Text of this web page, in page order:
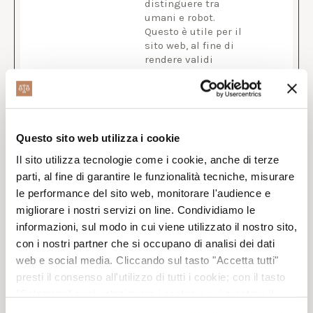
Questo sito web utilizza i cookie
Il sito utilizza tecnologie come i cookie, anche di terze
parti, al fine di garantire le funzionalità tecniche, misurare
le performance del sito web, monitorare l'audience e
migliorare i nostri servizi on line. Condividiamo le
informazioni, sul modo in cui viene utilizzato il nostro sito,
con i nostri partner che si occupano di analisi dei dati
web e social media. Cliccando sul tasto "Accetta tutti"
presti il consenso all'utilizzo di tutti i cookie; con il tasto
distinguere tra
umani e robot.
Questo è utile per il
sito web, al fine di
rendere validi
_GRECAPT
Google
Questo cookie è
distinguere tra
Questo è utile per il
sito web, al fine di
rendere validi
rapporti sull'uso del
sito.
180
CookieCon
sent
Cookiebot
Memorizza lo stato
del consenso ai
per il dominio
corrente
1 anno